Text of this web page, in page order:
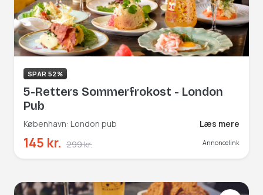
SPAR 52%
5-Retters Sommerfrokost - London
Pub
København: London pub Læs mere
145 kr. 299 kr. Annoncelink